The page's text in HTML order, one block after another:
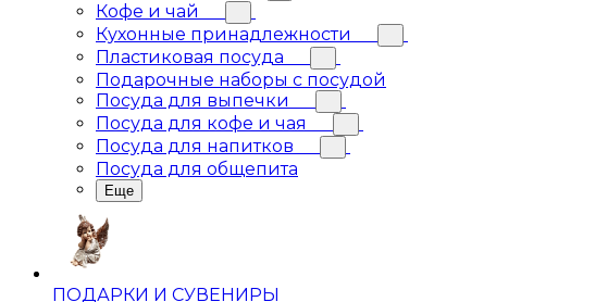
Кофе и чай
Кухонные принадлежности
Пластиковая посуда
Подарочные наборы с посудой
Посуда для выпечки
Посуда для кофе и чая
Посуда для напитков
Посуда для общепита
Еще
ПОДАРКИ И СУВЕНИРЫ